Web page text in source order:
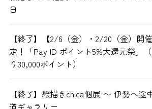
日
【終了】【2/6（金）・2/20（金）開
定！「Pay ID ポイント5%大還元祭」
り30,000ポイント）
【終了】絵描きchica個展 〜 伊勢へ
道ギャラリー